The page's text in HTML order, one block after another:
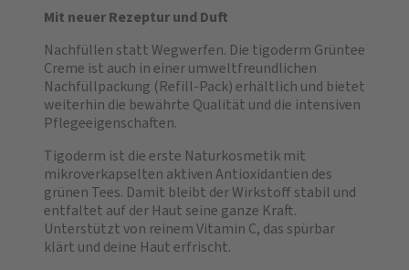
Mit neuer Rezeptur und Duft
Nachfüllen statt Wegwerfen. Die tigoderm Grüntee
Creme ist auch in einer umweltfreundlichen
Nachfüllpackung (Refill-Pack) erhältlich und bietet
weiterhin die bewährte Qualität und die intensiven
Pflegeeigenschaften.
Tigoderm ist die erste Naturkosmetik mit
mikroverkapselten aktiven Antioxidantien des
grünen Tees. Damit bleibt der Wirkstoff stabil und
entfaltet auf der Haut seine ganze Kraft.
Unterstützt von reinem Vitamin C, das spürbar
klärt und deine Haut erfrischt.